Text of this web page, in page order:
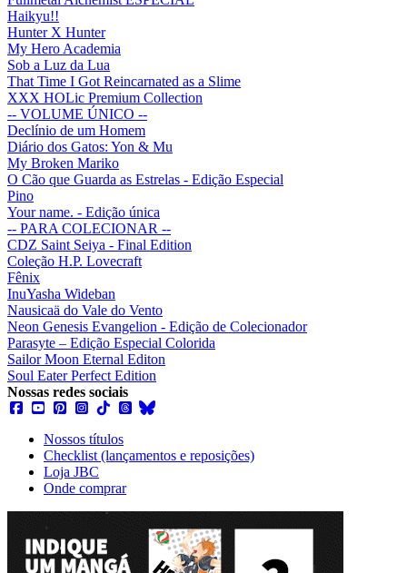
Haikyu!!
Hunter X Hunter
My Hero Academia
Sob a Luz da Lua
That Time I Got Reincarnated as a Slime
XXX HOLic Premium Collection
-- VOLUME ÚNICO --
Declínio de um Homem
Diário dos Gatos: Yon & Mu
My Broken Mariko
O Cão que Guarda as Estrelas - Edição Especial
Pino
Your name. - Edição única
-- PARA COLECIONAR --
CDZ Saint Seiya - Final Edition
Coleção H.P. Lovecraft
Fênix
InuYasha Wideban
Nausicaä do Vale do Vento
Neon Genesis Evangelion - Edição de Colecionador
Parasyte – Edição Especial Colorida
Sailor Moon Eternal Editon
Soul Eater Perfect Edition
Nossas redes sociais
Nossos títulos
Checklist (lançamentos e reposições)
Loja JBC
Onde comprar